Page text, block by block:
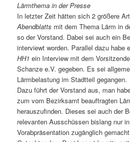
Lärmthema in der Presse
In letzter Zeit hätten sich 2 größere
Abendblatts mit dem Thema Lärm in
so der Vorstand. Dabei sei auch ein
interviewt worden. Parallel dazu habe
HH1 ein Interview mit dem
Schanze e.V. gegeben. Es sei
Lärmbelastung im Stadtteil gegangen.
Dazu führt der Vorstand aus, man
zum vom Bezirksamt beauftragten
herauszufinden. Dieses sei auch der
relevanten Ausschüssen bislang nur
Vorabpräsentation zugänglich